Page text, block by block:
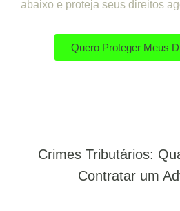
abaixo e proteja seus direitos
Quero Proteger Meus
Crimes Tributários:
Contratar um